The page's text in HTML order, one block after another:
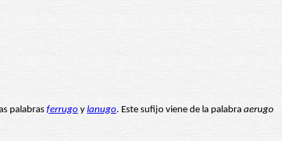
palabras ferrugo y lanugo. Este sufijo viene de la palabra aerugo